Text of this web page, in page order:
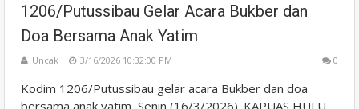
1206/Putussibau Gelar Acara Bukber dan
Doa Bersama Anak Yatim
Uncak 3/16/2026 10:32:00 PM 0
Kodim 1206/Putussibau gelar acara Bukber dan doa
bersama anak yatim, Senin (16/3/2026). KAPUAS HULU,